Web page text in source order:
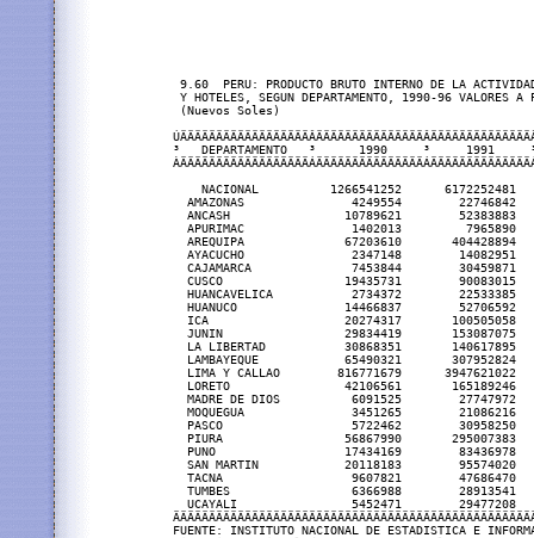
9.60  PERU: PRODUCTO BRUTO INTERNO DE LA ACTIVIDAD
Y HOTELES, SEGUN DEPARTAMENTO, 1990-96 VALORES A
(Nuevos Soles)
³   DEPARTAMENTO   ³      1990     ³
NACIONAL          1266541252      6172252481
AMAZONAS               4249554        22746842
ANCASH                10789621        52383883
APURIMAC               1402013         7965890
AREQUIPA              67203610       404428894
AYACUCHO               2347148        14082951
CAJAMARCA              7453844        30459871
CUSCO                 19435731        90083015
HUANCAVELICA           2734372        22533385
HUANUCO               14466837        52706592
ICA                   20274317       100505058
JUNIN                 29834419       153087075
LA LIBERTAD           30868351       140617895
LAMBAYEQUE            65490321       307952824
LIMA Y CALLAO        816771679      3947621022
LORETO                42106561       165189246
MADRE DE DIOS          6091525        27747972
MOQUEGUA               3451265        21086216
PASCO                  5722462        30958250
PIURA                 56867990       295007383
PUNO                  17434169        83436978
SAN MARTIN            20118183        95574020
TACNA                  9607821        47686470
TUMBES                 6366988        28913541
UCAYALI                5452471        29477208
FUENTE: INSTITUTO NACIONAL DE ESTADISTICA E